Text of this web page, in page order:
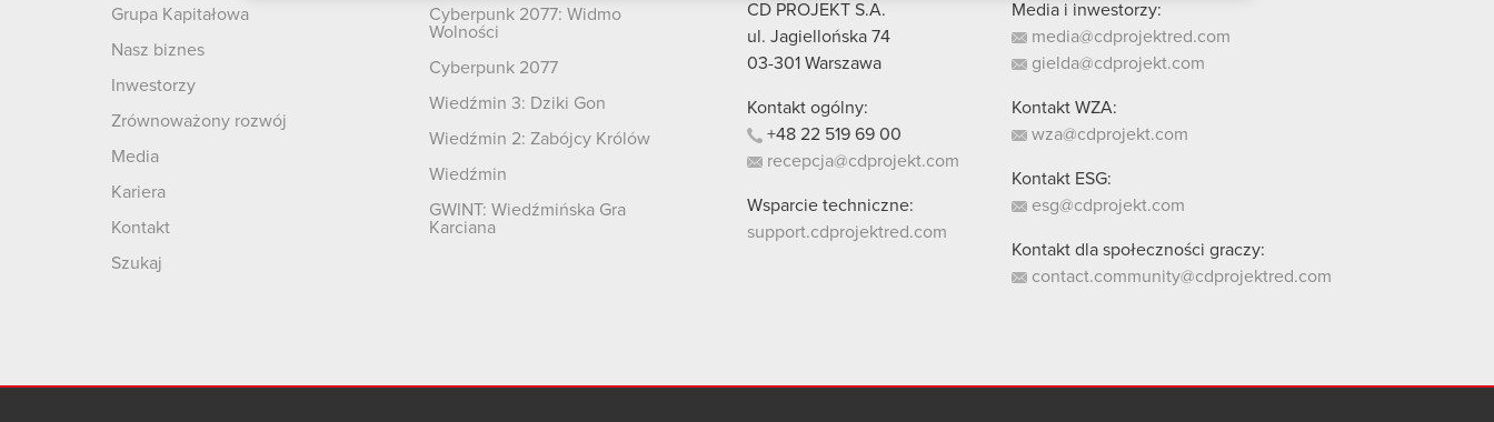
Grupa Kapitałowa
Nasz biznes
Inwestorzy
Zrównoważony rozwój
Media
Kariera
Kontakt
Szukaj
Cyberpunk 2077: Widmo
Wolności
Cyberpunk 2077
Wiedźmin 3: Dziki Gon
Wiedźmin 2: Zabójcy Królów
Wiedźmin
GWINT: Wiedźmińska Gra
Karciana
CD PROJEKT S.A.
ul. Jagiellońska 74
03-301 Warszawa
Kontakt ogólny:
+48 22 519 69 00
recepcja@cdprojekt.com
Wsparcie techniczne:
support.cdprojektred.com
Media i inwestorzy:
media@cdprojektred.com
gielda@cdprojekt.com
Kontakt WZA:
wza@cdprojekt.com
Kontakt ESG:
esg@cdprojekt.com
Kontakt dla społeczności graczy:
contact.community@cdprojektred.com